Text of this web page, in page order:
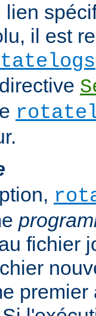
lien
il est
fichier
premier